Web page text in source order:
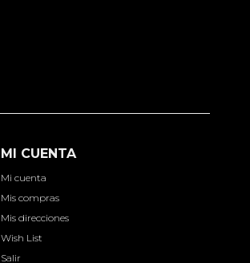
MI CUENTA
Mi cuenta
Mis compras
Mis direcciones
Wish List
Salir